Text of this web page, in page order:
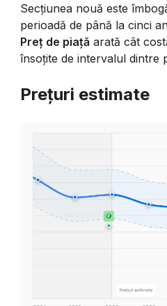
Secțiunea nouă este
perioadă de până la cinci
Preț de piață arată cât
însoțite de intervalul dintre
Prețuri estimate